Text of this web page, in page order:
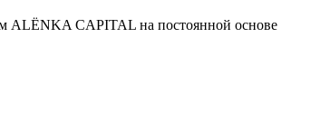
ALЁNKA CAPITAL на постоянной основе